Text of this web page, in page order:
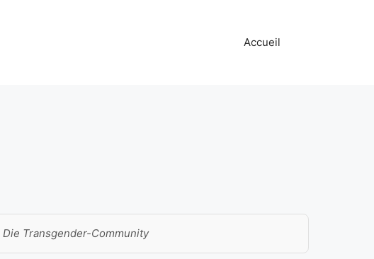
Accueil
Die Transgender-Community